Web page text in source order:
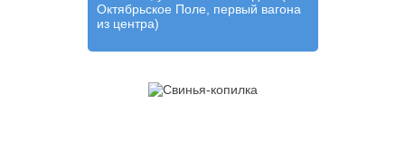
Октябрьское Поле, первый вагона
из центра)